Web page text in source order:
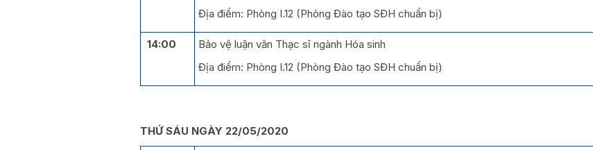
Địa điểm: Phòng I.12 (Phòng Đào tạo SĐH chuẩn bị)
14:00
Bảo vệ luận văn Thạc sĩ ngành Hóa sinh
Địa điểm: Phòng I.12 (Phòng Đào tạo SĐH chuẩn bị)
THỨ SÁU NGÀY 22/05/2020